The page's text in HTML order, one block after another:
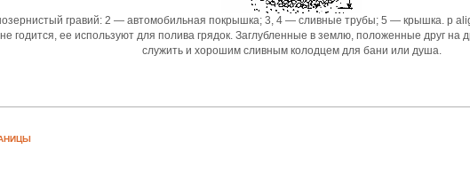
гравий: 2 — автомобильная покрышка; 3, 4 — сливные трубы; 5 — крышка. p
годится, ее используют для полива грядок. Заглубленные в землю, положенные друг на
служить и хорошим сливным колодцем для бани или душа.